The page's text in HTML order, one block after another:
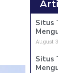
Situs
August
Situs